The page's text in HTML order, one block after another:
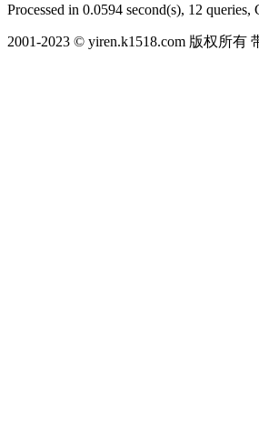
Processed in 0.0594 second(s), 12 queries,
2001-2023 © yiren.k1518.com 版权所有